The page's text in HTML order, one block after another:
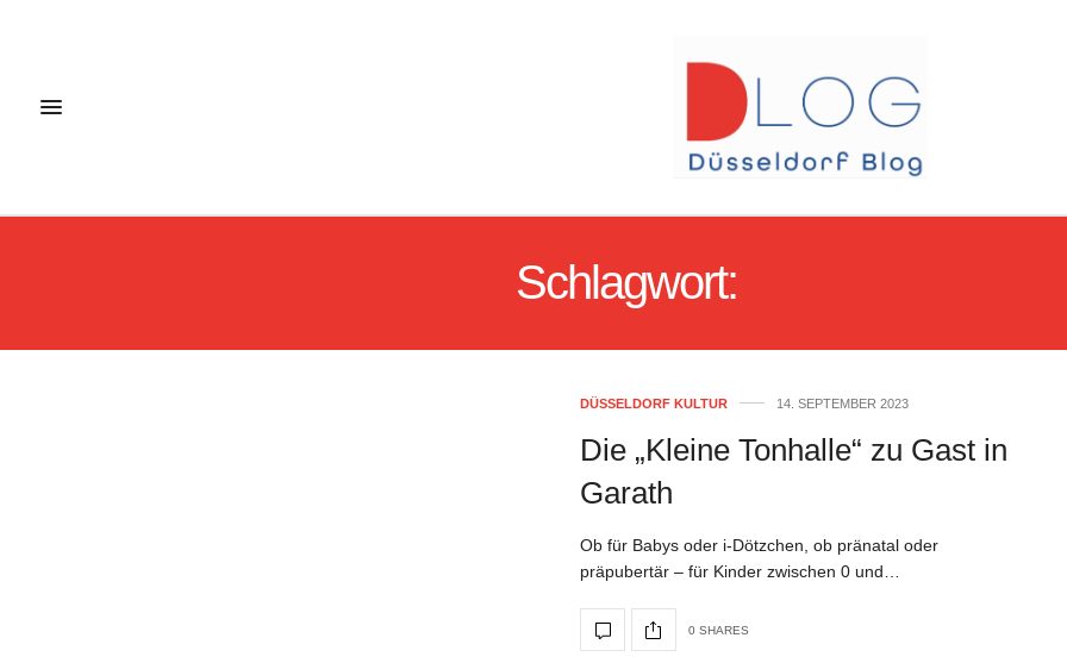
Schlagwort:
DÜSSELDORF KULTUR 14. SEPTEMBER 2023
Die „Kleine Tonhalle“ zu Gast in
Garath
Ob für Babys oder i-Dötzchen, ob pränatal oder
präpubertär – für Kinder zwischen 0 und…
0 SHARES